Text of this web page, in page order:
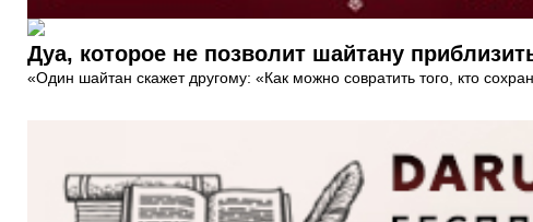
Дуа, которое не позволит шайтану
«Один шайтан скажет другому: «Как можно совратить того, кто